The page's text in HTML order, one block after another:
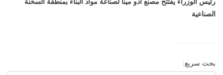
رئيس الوزراء يفتتح مصنع أدو مينا لصناعة مواد البناء بمنطقة السخنة
الصناعية
بحث سريع: